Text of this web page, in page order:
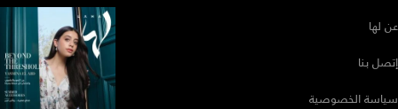
عن لها
إتصل بنا
سياسة الخصوصية